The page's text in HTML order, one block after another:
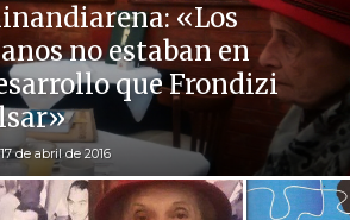
«Los
no estaban en
que Frondizi
17 de abril de 2016